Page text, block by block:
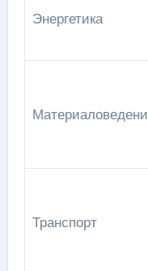
Энергетика
Транспорт